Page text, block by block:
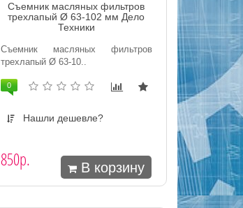
Съемник масляных фильтров
трехлапый Ø 63-102 мм Дело
Техники
Съемник масляных фильтров
трехлапый Ø 63-10..
0
Нашли дешевле?
850р. В корзину